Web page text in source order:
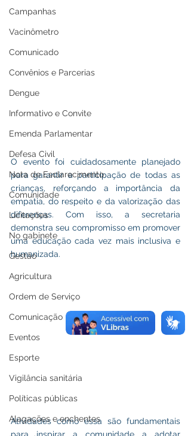
Campanhas
Vacinômetro
Comunicado
Convênios e Parcerias
Dengue
Informativo e Convite
Emenda Parlamentar
Defesa Civil
Nota de Esclarecimento
Comunidade
Licitações
No gabinete
Gestão
Agricultura
Ordem de Serviço
Comunicação
Eventos
Esporte
Vigilância sanitária
Políticas públicas
Alagações e enchentes
O evento foi cuidadosamente planejado
para garantir a participação de todas as
crianças, reforçando a importância da
empatia, do respeito e da valorização das
diferenças. Com isso, a secretaria
demonstra seu compromisso em promover
uma educação cada vez mais inclusiva e
humanizada.
Atividades como essa são fundamentais